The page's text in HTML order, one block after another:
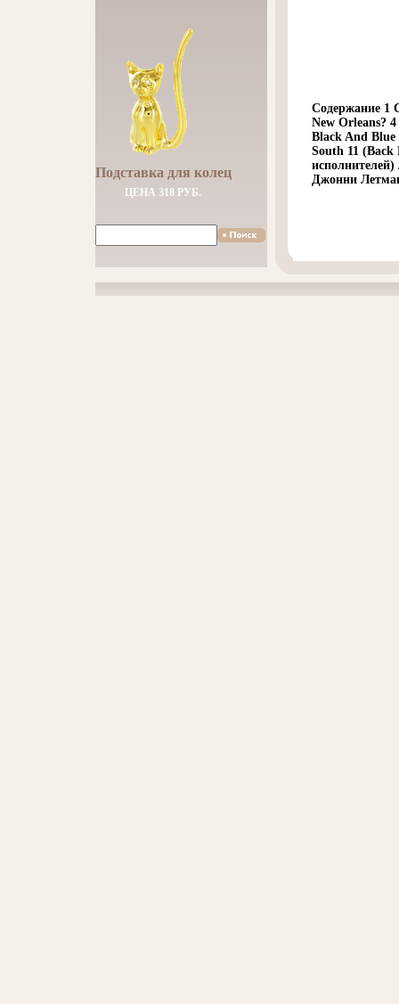
Подставка для колец
ЦЕНА 318 РУБ.
Содержание 1
New Orleans?
Black And Blue
South 11 (Back
Джонни